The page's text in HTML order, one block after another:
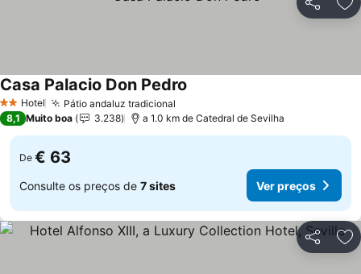
Partilhar
2 Estrelas
Hotel Pátio andaluz tradicional
Casa Palacio Don Pedro
8,1 Muito boa 3.238 a 1.0 km de Catedral de Sevilha
De € 63
Consulte os preços de 7 sites Ver preços
Partilhar